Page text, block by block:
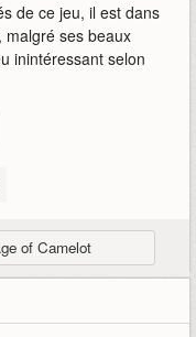
de ce jeu, il est dans
malgré ses beaux
inintéressant selon
of Camelot